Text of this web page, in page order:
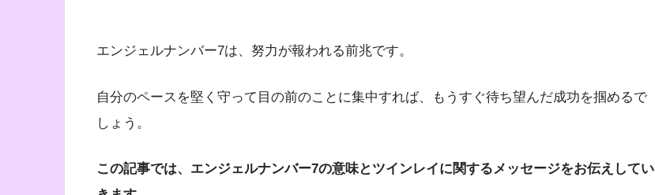
エンジェルナンバー7は、努力が報われる前兆です。
自分のペースを堅く守って目の前のことに集中すれば、もうすぐ待ち望んだ成功を掴めるで
しょう。
この記事では、エンジェルナンバー7の意味とツインレイに関するメッセージをお伝えしてい